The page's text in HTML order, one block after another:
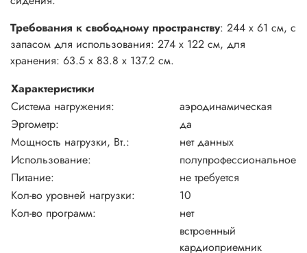
Требования к свободному пространству: 244 х 61 см, с
запасом для использования: 274 х 122 см, для
хранения: 63.5 х 83.8 х 137.2 см.
Характеристики
Система нагружения:
аэродинамическая
Эргометр:
да
Мощность нагрузки, Вт.:
нет данных
Использование:
полупрофессиональное
Питание:
не требуется
Кол-во уровней нагрузки:
10
Кол-во программ:
нет
встроенный
кардиоприемник